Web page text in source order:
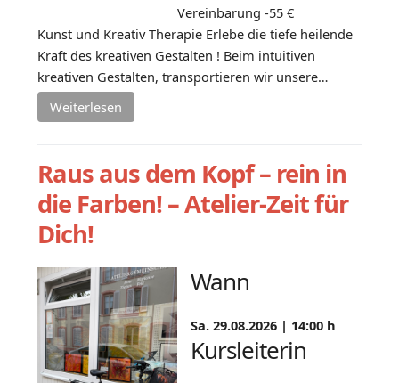
Vereinbarung -55 €
Kunst und Kreativ Therapie Erlebe die tiefe heilende
Kraft des kreativen Gestalten ! Beim intuitiven
kreativen Gestalten, transportieren wir unsere…
Weiterlesen
Raus aus dem Kopf – rein in
die Farben! – Atelier-Zeit für
Dich!
Wann
Sa. 29.08.2026 | 14:00 h
Kursleiterin